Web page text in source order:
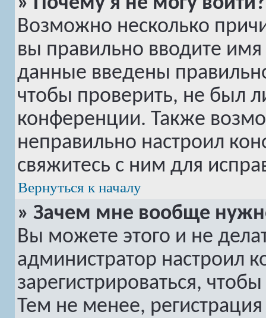
Возможно несколько
вы правильно вводите имя
данные введены
чтобы проверить, не был
конференции. Также
неправильно настроил
свяжитесь с ним для
Вернуться к началу
» Зачем мне вообще
Вы можете этого и не
администратор
зарегистрироваться,
Тем не менее,